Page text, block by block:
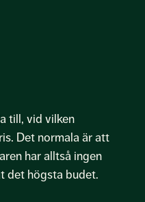
till, vid vilken
Det normala är att
har alltså ingen
det högsta budet.